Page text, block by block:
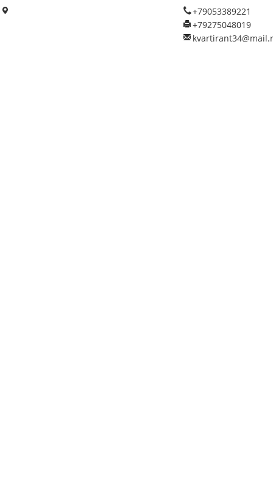
+79053389221
+79275048019